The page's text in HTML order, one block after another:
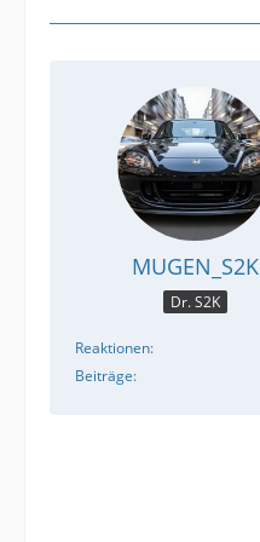
MUGEN_S2K
Dr. S2K
Reaktionen
Beiträge